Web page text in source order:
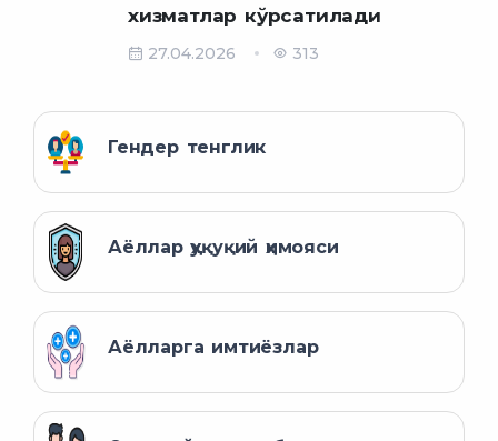
хизматлар кўрсатилади
27.04.2026 313
Гендер тенглик
Аёллар ҳуқуқий ҳимояси
Аёлларга имтиёзлар